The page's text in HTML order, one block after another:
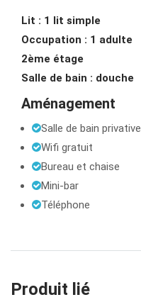
Lit : 1 lit simple
Occupation : 1 adulte
2ème étage
Salle de bain : douche
Aménagement
Salle de bain privative
Wifi gratuit
Bureau et chaise
Mini-bar
Téléphone
Produit lié